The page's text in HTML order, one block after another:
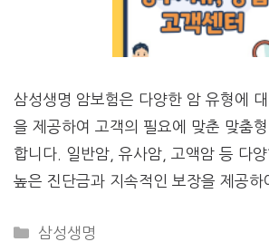
삼성생명 암보험은 다양한 암 유형에
을 제공하여 고객의 필요에 맞춘 맞춤
합니다. 일반암, 유사암, 고액암 등 다
높은 진단금과 지속적인 보장을 제공
CATEGORIES
삼성생명